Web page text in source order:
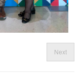
Next